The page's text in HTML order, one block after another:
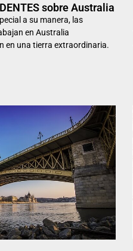
sobre Australia
a su manera, las
en Australia
en una tierra extraordinaria.